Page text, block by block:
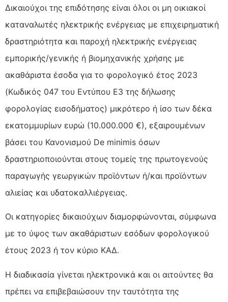
Δικαιούχοι της επιδότησης είναι όλοι οι μη οικιακοί
καταναλωτές ηλεκτρικής ενέργειας με επιχειρηματική
δραστηριότητα και παροχή ηλεκτρικής ενέργειας
εμπορικής/γενικής ή βιομηχανικής χρήσης με
ακαθάριστα έσοδα για το φορολογικό έτος 2023
(Κωδικός 047 του Εντύπου Ε3 της δήλωσης
φορολογίας εισοδήματος) μικρότερο ή ίσο των δέκα
εκατομμυρίων ευρώ (10.000.000 €), εξαιρουμένων
βάσει του Κανονισμού De minimis όσων
δραστηριοποιούνται στους τομείς της πρωτογενούς
παραγωγής γεωργικών προϊόντων ή/και προϊόντων
αλιείας και υδατοκαλλιέργειας.
Οι κατηγορίες δικαιούχων διαμορφώνονται, σύμφωνα
με το ύψος των ακαθάριστων εσόδων φορολογικού
έτους 2023 ή τον κύριο ΚΑΔ.
Η διαδικασία γίνεται ηλεκτρονικά και οι αιτούντες θα
πρέπει να επιβεβαιώσουν την ταυτότητα της